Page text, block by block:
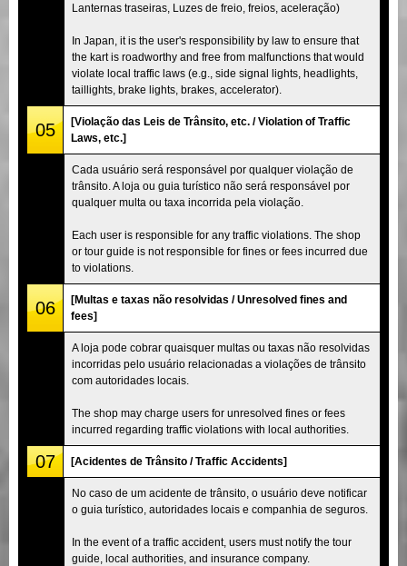
Lanternas traseiras, Luzes de freio, freios, aceleração)
In Japan, it is the user's responsibility by law to ensure that
the kart is roadworthy and free from malfunctions that would
violate local traffic laws (e.g., side signal lights, headlights,
taillights, brake lights, brakes, accelerator).
05
[Violação das Leis de Trânsito, etc. / Violation of Traffic
Laws, etc.]
Cada usuário será responsável por qualquer violação de
trânsito. A loja ou guia turístico não será responsável por
qualquer multa ou taxa incorrida pela violação.
Each user is responsible for any traffic violations. The shop
or tour guide is not responsible for fines or fees incurred due
to violations.
06
[Multas e taxas não resolvidas / Unresolved fines and
fees]
A loja pode cobrar quaisquer multas ou taxas não resolvidas
incorridas pelo usuário relacionadas a violações de trânsito
com autoridades locais.
The shop may charge users for unresolved fines or fees
incurred regarding traffic violations with local authorities.
07 [Acidentes de Trânsito / Traffic Accidents]
No caso de um acidente de trânsito, o usuário deve notificar
o guia turístico, autoridades locais e companhia de seguros.
In the event of a traffic accident, users must notify the tour
guide, local authorities, and insurance company.